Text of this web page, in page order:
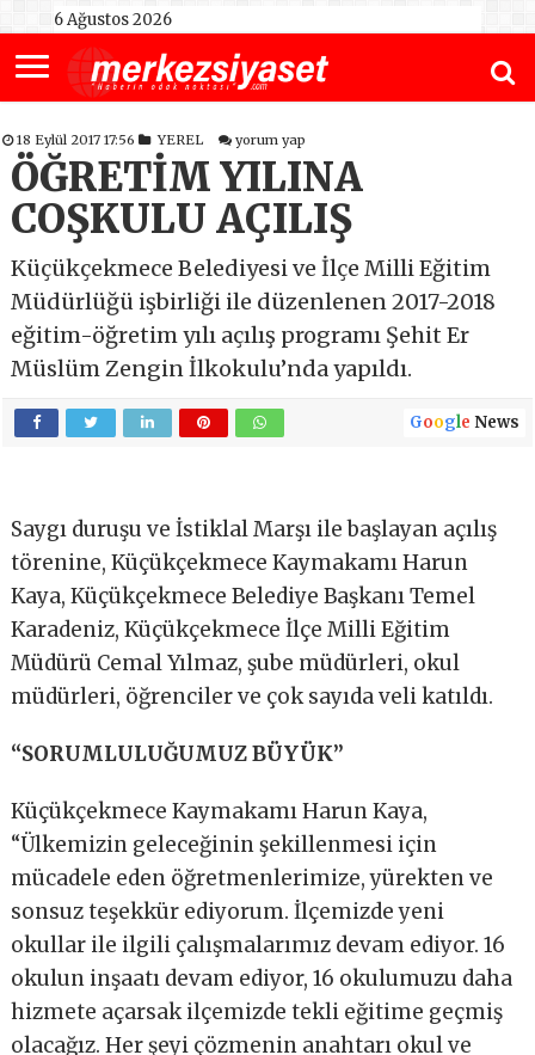
6 Ağustos 2026
18 Eylül 2017 17:56 YEREL yorum yap
ÖĞRETİM YILINA
COŞKULU AÇILIŞ
Küçükçekmece Belediyesi ve İlçe Milli Eğitim
Müdürlüğü işbirliği ile düzenlenen 2017-2018
eğitim-öğretim yılı açılış programı Şehit Er
Müslüm Zengin İlkokulu’nda yapıldı.
Google News
Saygı duruşu ve İstiklal Marşı ile başlayan açılış
törenine, Küçükçekmece Kaymakamı Harun
Kaya, Küçükçekmece Belediye Başkanı Temel
Karadeniz, Küçükçekmece İlçe Milli Eğitim
Müdürü Cemal Yılmaz, şube müdürleri, okul
müdürleri, öğrenciler ve çok sayıda veli katıldı.
“SORUMLULUĞUMUZ BÜYÜK’’
Küçükçekmece Kaymakamı Harun Kaya,
“Ülkemizin geleceğinin şekillenmesi için
mücadele eden öğretmenlerimize, yürekten ve
sonsuz teşekkür ediyorum. İlçemizde yeni
okullar ile ilgili çalışmalarımız devam ediyor. 16
okulun inşaatı devam ediyor, 16 okulumuzu daha
hizmete açarsak ilçemizde tekli eğitime geçmiş
olacağız. Her şeyi çözmenin anahtarı okul ve